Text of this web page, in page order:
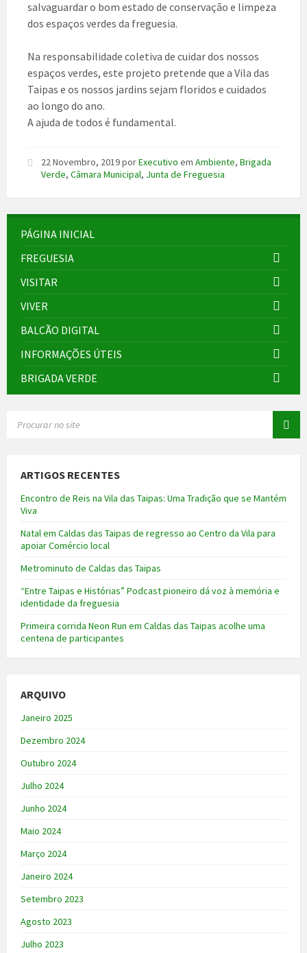
salvaguardar o bom estado de conservação e limpeza
dos espaços verdes da freguesia.
Na responsabilidade coletiva de cuidar dos nossos
espaços verdes, este projeto pretende que a Vila das
Taipas e os nossos jardins sejam floridos e cuidados
ao longo do ano.
A ajuda de todos é fundamental.
22 Novembro, 2019porExecutivo em Ambiente, Brigada
Verde, Câmara Municipal, Junta de Freguesia
PÁGINA INICIAL
FREGUESIA
VISITAR
VIVER
BALCÃO DIGITAL
INFORMAÇÕES ÚTEIS
BRIGADA VERDE
ARTIGOS RECENTES
Encontro de Reis na Vila das Taipas: Uma Tradição que se Mantém
Viva
Natal em Caldas das Taipas de regresso ao Centro da Vila para
apoiar Comércio local
Metrominuto de Caldas das Taipas
“Entre Taipas e Histórias” Podcast pioneiro dá voz à memória e
identidade da freguesia
Primeira corrida Neon Run em Caldas das Taipas acolhe uma
centena de participantes
ARQUIVO
Janeiro 2025
Dezembro 2024
Outubro 2024
Julho 2024
Junho 2024
Maio 2024
Março 2024
Janeiro 2024
Setembro 2023
Agosto 2023
Julho 2023